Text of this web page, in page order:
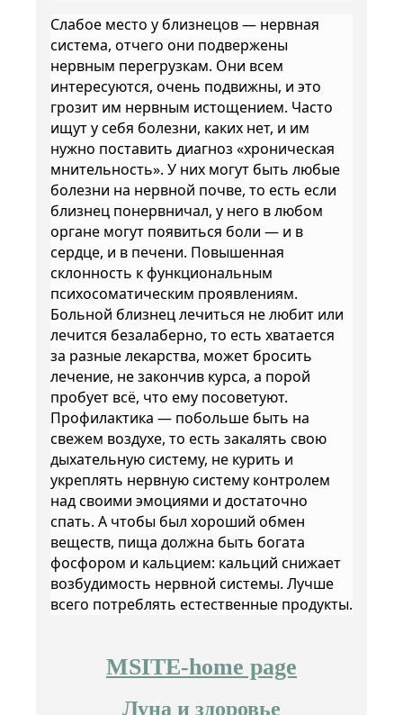
Слабое место у близнецов — нервная
система, отчего они подвержены
нервным перегрузкам. Они всем
интересуются, очень подвижны, и это
грозит им нервным истощением. Часто
ищут у себя болезни, каких нет, и им
нужно поставить диагноз «хроническая
мнительность». У них могут быть любые
болезни на нервной почве, то есть если
близнец понервничал, у него в любом
органе могут появиться боли — и в
сердце, и в печени. Повышенная
склонность к функциональным
психосоматическим проявлениям.
Больной близнец лечиться не любит или
лечится безалаберно, то есть хватается
за разные лекарства, может бросить
лечение, не закончив курса, а порой
пробует всё, что ему посоветуют.
Профилактика — побольше быть на
свежем воздухе, то есть закалять свою
дыхательную систему, не курить и
укреплять нервную систему контролем
над своими эмоциями и достаточно
спать. А чтобы был хороший обмен
веществ, пища должна быть богата
фосфором и кальцием: кальций снижает
возбудимость нервной системы. Лучше
всего потреблять естественные продукты.
MSITE-home page
Луна и здоровье